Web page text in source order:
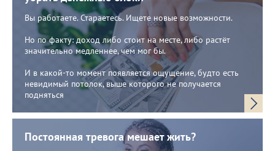
Вы работаете. Стараетесь. Ищете новые возможности.
Но по факту: доход либо стоит на месте, либо растёт
значительно медленнее, чем мог бы.
И в какой-то момент появляется ощущение, будто есть
невидимый потолок, выше которого не получается
подняться
Постоянная тревога мешает жить?